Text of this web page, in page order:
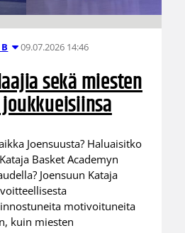
09.07.2026 14:46
sekä miesten
Joensuusta? Haluaisitko
Basket Academyn
Joensuun Kataja
motivoituneita
kuin miesten